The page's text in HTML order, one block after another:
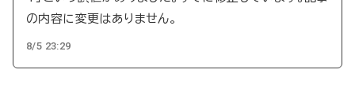
の内容に変更はありません。
8/5 23:29